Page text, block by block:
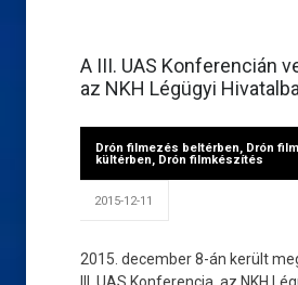
A III. UAS Konferencián
az NKH Légügyi
Drón filmezés beltérben, Drón
kültérben, Drón filmkészítés
2015-12-11
2015. december 8-án került